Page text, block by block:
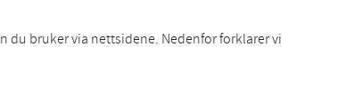
du bruker via nettsidene. Nedenfor forklarer vi